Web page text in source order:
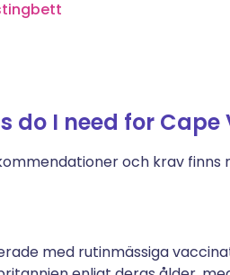
I need for Cape
och krav finns
med rutinmässiga